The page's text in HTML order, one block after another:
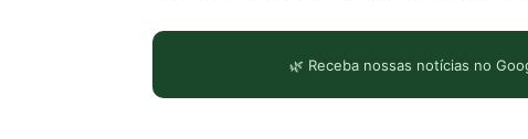
🌿 Receba nossas notícias no